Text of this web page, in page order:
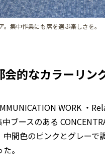
集中作業にも席を選ぶ楽しさを。
会的なカラーリン
WORK ・
ブースのある
間色のピンクとグレー
。